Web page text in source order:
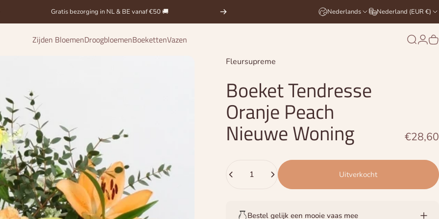
Gratis bezorging in NL & BE vanaf €50 🚚
Bestel vandaag, wij verzenden binnen 1-3 dagen met zorg! 🚚✨ Nederlands Nederland (EUR €)
Zijden BloemenDroogbloemenBoekettenVazen
Leverancier:
Fleursupreme
BoeketTendresse
Oranje Peach
NieuweWoning €28,60
Uitverkocht
Bestel gelijk een mooie vaas mee